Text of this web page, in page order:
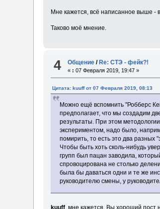
Мне кажется, всё написанное выше -
Таково моё мнение.
4 Общение / Re: СТЭ - фейк?!
« : 07 Февраля 2019, 19:47 »
Цитата: kuuff от 07 Февраля 2019, 08:13
Можно ещё вспомнить "Робберс
предполагает, что мы создадим
результаты. При этом
экспериментом, надо было,
помирить, то есть это два
Чтобы быть хоть сколь-нибудь
групп был пацан заводила,
спровоцирована не столько
была бы даваться одни и те же
руководителю смены, у
kuuff , мне кажется, Вы хороший пост